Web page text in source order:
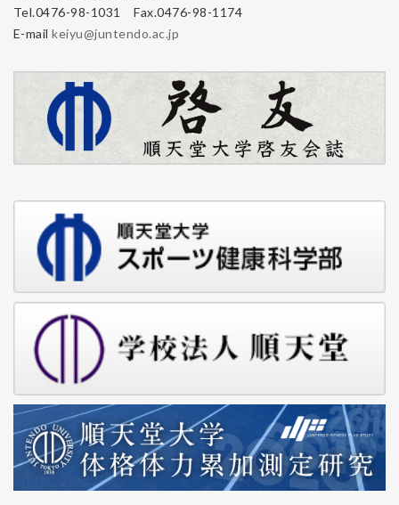
Tel.0476-98-1031 Fax.0476-98-1174
E-mailkeiyu@juntendo.ac.jp